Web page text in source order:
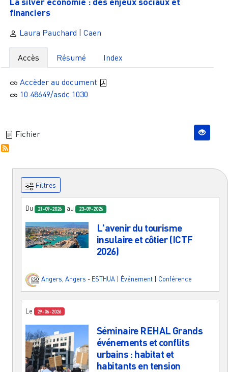
financiers
Laura Pauchard | Caen
Accès Résumé Index
Accèder au document
10.48649/asdc.1030
Fichier
Filtres
Du 21-09-2026 au 23-09-2026
L'avenir du tourisme
insulaire et côtier (ICTF
2026)
Angers Angers - ESTHUA Événement Conférence
Le 29-06-2026
Séminaire REHAL Grands
événements et conflits
urbains : habitat et
habitants en tension